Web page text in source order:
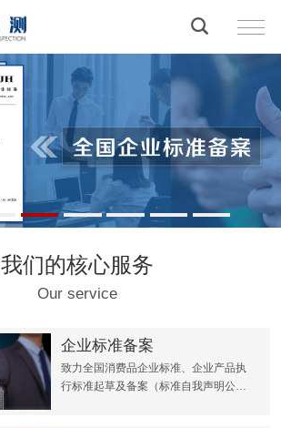
我们的核心服务
Our service
企业标准备案
致力全国消费品企业标准、企业产品执
行标准起草及备案（标准自我声明公